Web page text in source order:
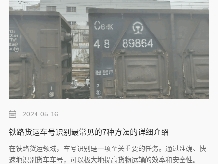
2024-05-16
铁路货运车号识别最常见的7种方法的详细介绍
在铁路货运领域，车号识别是一项至关重要的任务。通过准确、快
速地识别货车车号，可以极大地提高货物运输的效率和安全性。孚